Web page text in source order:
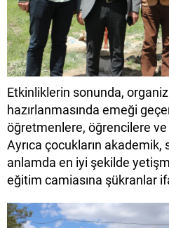
Etkinliklerin sonunda,
hazırlanmasında emeği
öğretmenlere, öğrencilere
Ayrıca çocukların akademik,
anlamda en iyi şekilde
eğitim camiasına şükranlar